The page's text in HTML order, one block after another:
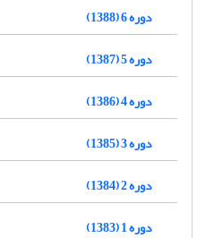
دوره 6 (1388)
دوره 5 (1387)
دوره 4 (1386)
دوره 3 (1385)
دوره 2 (1384)
دوره 1 (1383)